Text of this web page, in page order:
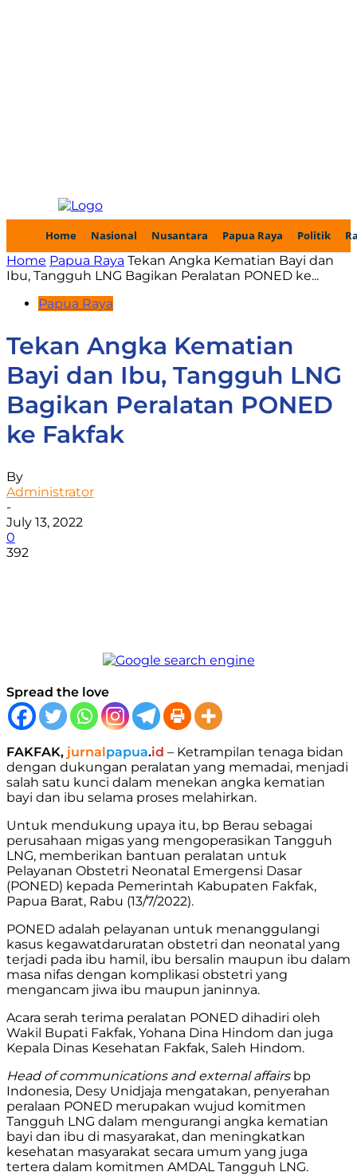
Home Nasional Nusantara Papua Raya Politik
Home Papua Raya Tekan Angka Kematian Bayi dan
Ibu, Tangguh LNG Bagikan Peralatan PONED ke...
Papua Raya
Tekan Angka Kematian
Bayi dan Ibu, Tangguh LNG
Bagikan Peralatan PONED
ke Fakfak
By
Administrator
-
July 13, 2022
0
392
Spread the love
FAKFAK, jurnalpapua.id – Ketrampilan tenaga bidan
dengan dukungan peralatan yang memadai, menjadi
salah satu kunci dalam menekan angka kematian
bayi dan ibu selama proses melahirkan.
Untuk mendukung upaya itu, bp Berau sebagai
perusahaan migas yang mengoperasikan Tangguh
LNG, memberikan bantuan peralatan untuk
Pelayanan Obstetri Neonatal Emergensi Dasar
(PONED) kepada Pemerintah Kabupaten Fakfak,
Papua Barat, Rabu (13/7/2022).
PONED adalah pelayanan untuk menanggulangi
kasus kegawatdaruratan obstetri dan neonatal yang
terjadi pada ibu hamil, ibu bersalin maupun ibu dalam
masa nifas dengan komplikasi obstetri yang
mengancam jiwa ibu maupun janinnya.
Acara serah terima peralatan PONED dihadiri oleh
Wakil Bupati Fakfak, Yohana Dina Hindom dan juga
Kepala Dinas Kesehatan Fakfak, Saleh Hindom.
Head of communications and external affairsbp
Indonesia, Desy Unidjaja mengatakan, penyerahan
peralaan PONED merupakan wujud komitmen
Tangguh LNG dalam mengurangi angka kematian
bayi dan ibu di masyarakat, dan meningkatkan
kesehatan masyarakat secara umum yang juga
tertera dalam komitmen AMDAL Tangguh LNG.